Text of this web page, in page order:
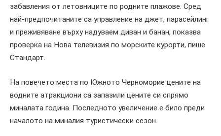
забавления от летовниците по родните плажове. Сред
най-предпочитаните са управление на джет, парасейлинг
и преживяване върху надуваем диван и банан, показва
проверка на Нова телевизия по морските курорти, пише
Стандарт.
На повечето места по Южното Черноморие цените на
водните атракциони са запазили цените си спрямо
миналата година. Последното увеличение е било преди
началото на миналия туристически сезон.